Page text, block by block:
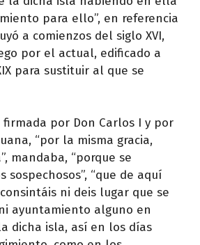
para ello”, en referencia
a comienzos del siglo XVI,
por el actual, edificado a
para sustituir al que se
firmada por Don Carlos I y por
“por la misma gracia,
mandaba, “porque se
sospechosos”, “que de aquí
ni deis lugar que se
ayuntamiento alguno en
dicha isla, así en los días